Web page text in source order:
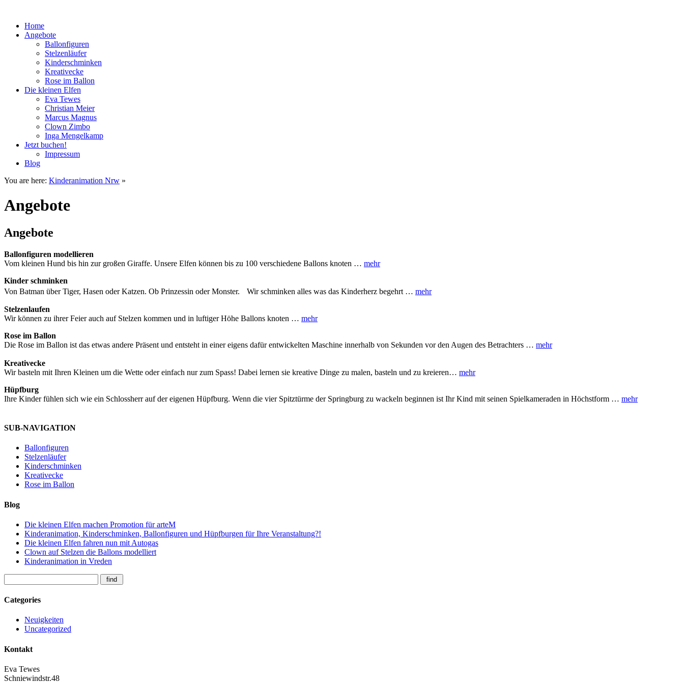
Home
Angebote
Ballonfiguren
Stelzenläufer
Kinderschminken
Kreativecke
Rose im Ballon
Die kleinen Elfen
Eva Tewes
Christian Meier
Marcus Magnus
Clown Zimbo
Inga Mengelkamp
Jetzt buchen!
Impressum
Blog
You are here: Kinderanimation Nrw »
Angebote
Angebote
Ballonfiguren modellieren
Vom kleinen Hund bis hin zur großen Giraffe. Unsere Elfen können bis zu 100 verschiedene Ballons knoten … mehr
Kinder schminken
Von Batman über Tiger, Hasen oder Katzen. Ob Prinzessin oder Monster. Wir schminken alles was das Kinderherz begehrt … mehr
Stelzenlaufen
Wir können zu ihrer Feier auch auf Stelzen kommen und in luftiger Höhe Ballons knoten … mehr
Rose im Ballon
Die Rose im Ballon ist das etwas andere Präsent und entsteht in einer eigens dafür entwickelten Maschine innerhalb von Sekunden vor den Augen des Betrachters … mehr
Kreativecke
Wir basteln mit Ihren Kleinen um die Wette oder einfach nur zum Spass! Dabei lernen sie kreative Dinge zu malen, basteln und zu kreieren… mehr
Hüpfburg
Ihre Kinder fühlen sich wie ein Schlossherr auf der eigenen Hüpfburg. Wenn die vier Spitztürme der Springburg zu wackeln beginnen ist Ihr Kind mit seinen Spielkameraden in Höchstform … mehr
SUB-NAVIGATION
Ballonfiguren
Stelzenläufer
Kinderschminken
Kreativecke
Rose im Ballon
Blog
Die kleinen Elfen machen Promotion für arteM
Kinderanimation, Kinderschminken, Ballonfiguren und Hüpfburgen für Ihre Veranstaltung?!
Die kleinen Elfen fahren nun mit Autogas
Clown auf Stelzen die Ballons modelliert
Kinderanimation in Vreden
Categories
Neuigkeiten
Uncategorized
Kontakt
Eva Tewes
Schniewindstr.48